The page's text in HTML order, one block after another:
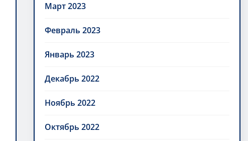
Март 2023
Февраль 2023
Январь 2023
Декабрь 2022
Ноябрь 2022
Октябрь 2022